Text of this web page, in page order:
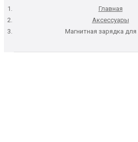
Главная
Аксессуары
Магнитная зарядка для